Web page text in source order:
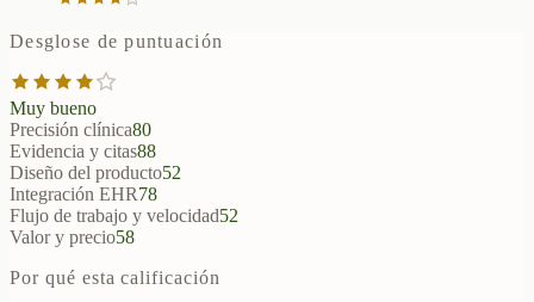
Desglose de puntuación
Muy bueno
Precisión clínica80
Evidencia y citas88
Diseño del producto52
Integración EHR78
Flujo de trabajo y velocidad52
Valor y precio58
Por qué esta calificación